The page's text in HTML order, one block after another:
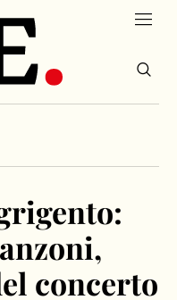
concerto